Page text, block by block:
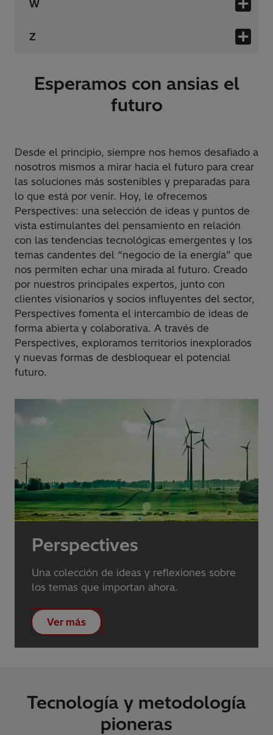
W
Z
Esperamos con ansias el
futuro
Desde el principio, siempre nos hemos desafiado a
nosotros mismos a mirar hacia el futuro para crear
las soluciones más sostenibles y preparadas para
lo que está por venir. Hoy, le ofrecemos
Perspectives: una selección de ideas y puntos de
vista estimulantes del pensamiento en relación
con las tendencias tecnológicas emergentes y los
temas candentes del “negocio de la energía” que
nos permiten echar una mirada al futuro. Creado
por nuestros principales expertos, junto con
clientes visionarios y socios influyentes del sector,
Perspectives fomenta el intercambio de ideas de
forma abierta y colaborativa. A través de
Perspectives, exploramos territorios inexplorados
y nuevas formas de desbloquear el potencial
futuro.
Perspectives
Una colección de ideas y reflexiones sobre
los temas que importan ahora.
Ver más
Tecnología y metodología
pioneras